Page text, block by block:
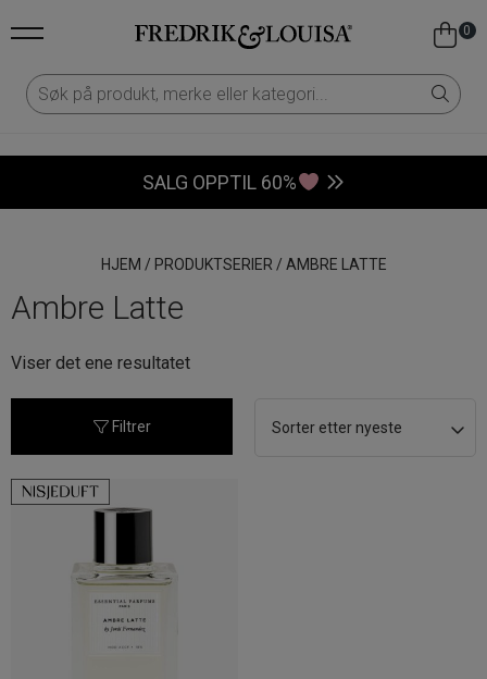
0
SALG OPPTIL 60%
HJEM / PRODUKTSERIER / AMBRE LATTE
Ambre Latte
Viser det ene resultatet
Filtrer